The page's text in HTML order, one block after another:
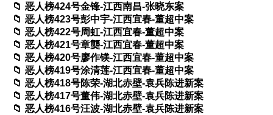
恶人榜424号金锋-江西南昌-张晓东案
恶人榜423号彭中宇-江西宜春-董超中案
恶人榜422号周虹-江西宜春-董超中案
恶人榜421号章龑-江西宜春-董超中案
恶人榜420号廖作镁-江西宜春-董超中案
恶人榜419号涂清莲-江西宜春-董超中案
恶人榜418号陈荣-湖北赤壁-袁兵陈进新案
恶人榜417号董伟-湖北赤壁-袁兵陈进新案
恶人榜416号汪波-湖北赤壁-袁兵陈进新案